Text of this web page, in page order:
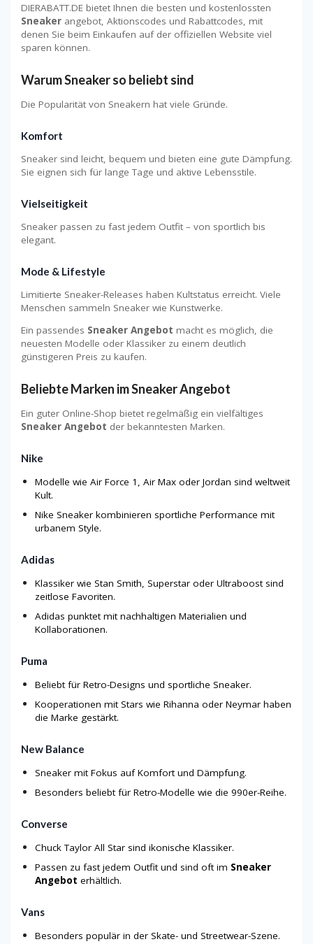
DIERABATT.DE bietet Ihnen die besten und kostenlossten
Sneaker angebot, Aktionscodes und Rabattcodes, mit
denen Sie beim Einkaufen auf der offiziellen Website viel
sparen können.
Warum Sneaker so beliebt sind
Die Popularität von Sneakern hat viele Gründe.
Komfort
Sneaker sind leicht, bequem und bieten eine gute Dämpfung.
Sie eignen sich für lange Tage und aktive Lebensstile.
Vielseitigkeit
Sneaker passen zu fast jedem Outfit – von sportlich bis
elegant.
Mode & Lifestyle
Limitierte Sneaker-Releases haben Kultstatus erreicht. Viele
Menschen sammeln Sneaker wie Kunstwerke.
Ein passendes Sneaker Angebot macht es möglich, die
neuesten Modelle oder Klassiker zu einem deutlich
günstigeren Preis zu kaufen.
Beliebte Marken im Sneaker Angebot
Ein guter Online-Shop bietet regelmäßig ein vielfältiges
Sneaker Angebot der bekanntesten Marken.
Nike
Modelle wie Air Force 1, Air Max oder Jordan sind weltweit
Kult.
Nike Sneaker kombinieren sportliche Performance mit
urbanem Style.
Adidas
Klassiker wie Stan Smith, Superstar oder Ultraboost sind
zeitlose Favoriten.
Adidas punktet mit nachhaltigen Materialien und
Kollaborationen.
Puma
Beliebt für Retro-Designs und sportliche Sneaker.
Kooperationen mit Stars wie Rihanna oder Neymar haben
die Marke gestärkt.
New Balance
Sneaker mit Fokus auf Komfort und Dämpfung.
Besonders beliebt für Retro-Modelle wie die 990er-Reihe.
Converse
Chuck Taylor All Star sind ikonische Klassiker.
Passen zu fast jedem Outfit und sind oft im Sneaker
Angebot erhältlich.
Vans
Besonders populär in der Skate- und Streetwear-Szene.